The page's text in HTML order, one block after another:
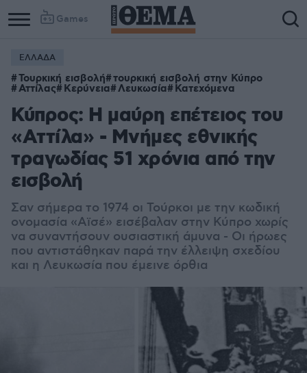
Games
ΕΛΛΑΔΑ
Τουρκική εισβολή τουρκική εισβολή στην Κύπρο
Αττίλας Κερύνεια Λευκωσία Κατεχόμενα
Κύπρος: Η μαύρη επέτειος του
«Αττίλα» - Μνήμες εθνικής
τραγωδίας 51 χρόνια από την
εισβολή
Σαν σήμερα το 1974 οι Τούρκοι με την κωδική
ονομασία «Αϊσέ» εισέβαλαν στην Κύπρο χωρίς
να συναντήσουν ουσιαστική άμυνα - Οι ήρωες
που αντιστάθηκαν παρά την έλλειψη σχεδίου
και η Λευκωσία που έμεινε όρθια